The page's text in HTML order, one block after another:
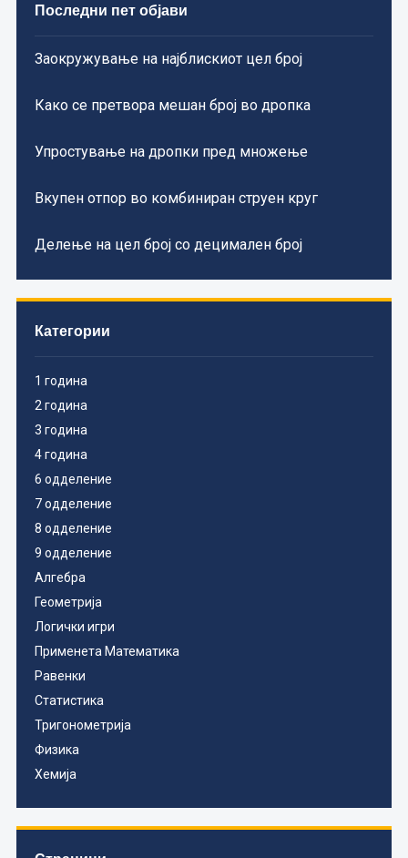
Последни пет објави
Заокружување на најблискиот цел број
Како се претвора мешан број во дропка
Упростување на дропки пред множење
Вкупен отпор во комбиниран струен круг
Делење на цел број со децимален број
Категории
1 година
2 година
3 година
4 година
6 одделение
7 одделение
8 одделение
9 одделение
Алгебра
Геометрија
Логички игри
Применета Математика
Равенки
Статистика
Тригонометрија
Физика
Хемија